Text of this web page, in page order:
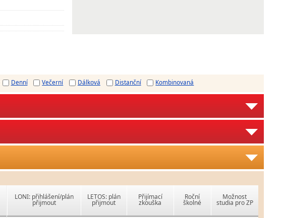
Denní Večerní Dálková Distanční Kombinovaná
LONI: přihlášení/plán
přijmout
LETOS: plán
přijmout
Přijímací
zkouška
Roční
školné
Možnost
studia pro ZP